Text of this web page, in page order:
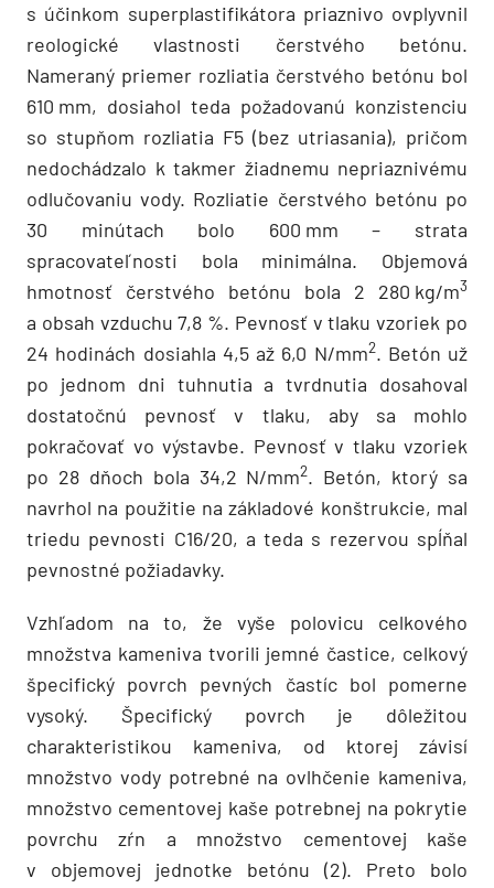
s účinkom superplastifikátora priaznivo ovplyvnil
reologické vlastnosti čerstvého betónu.
Nameraný priemer rozliatia čerstvého betónu bol
610 mm, dosiahol teda požadovanú konzistenciu
so stupňom rozliatia F5 (bez utriasania), pričom
nedochádzalo k takmer žiadnemu nepriaznivému
odlučovaniu vody. Rozliatie čerstvého betónu po
30 minútach bolo 600 mm – strata
spracovateľnosti bola minimálna. Objemová
hmotnosť čerstvého betónu bola 2 280 kg/m3
a obsah vzduchu 7,8 %. Pevnosť v tlaku vzoriek po
24 hodinách dosiahla 4,5 až 6,0 N/mm2. Betón už
po jednom dni tuhnutia a tvrdnutia dosahoval
dostatočnú pevnosť v tlaku, aby sa mohlo
pokračovať vo výstavbe. Pevnosť v tlaku vzoriek
po 28 dňoch bola 34,2 N/mm2. Betón, ktorý sa
navrhol na použitie na základové konštrukcie, mal
triedu pevnosti C16/20, a teda s rezervou spĺňal
pevnostné požiadavky.
Vzhľadom na to, že vyše polovicu celkového
množstva kameniva tvorili jemné častice, celkový
špecifický povrch pevných častíc bol pomerne
vysoký. Špecifický povrch je dôležitou
charakteristikou kameniva, od ktorej závisí
množstvo vody potrebné na ovlhčenie kameniva,
množstvo cementovej kaše potrebnej na pokrytie
povrchu zŕn a množstvo cementovej kaše
v objemovej jednotke betónu (2). Preto bolo